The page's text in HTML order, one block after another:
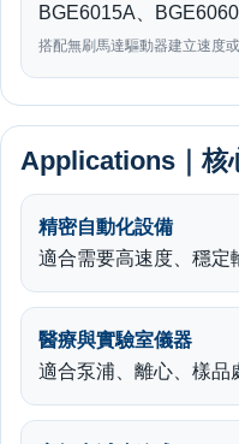
BGE6015A、
搭配無刷馬達驅動器建立速度或
Applications｜核
精密自動化設備
適合需要高速度、穩定
醫療與實驗室儀器
適合泵浦、離心、樣品